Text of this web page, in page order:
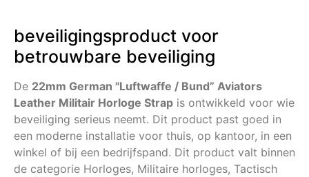
beveiligingsproduct voor
betrouwbare beveiliging
De 22mm German "Luftwaffe / Bund” Aviators
Leather Militair Horloge Strap is ontwikkeld voor wie
beveiliging serieus neemt. Dit product past goed in
een moderne installatie voor thuis, op kantoor, in een
winkel of bij een bedrijfspand. Dit product valt binnen
de categorie Horloges, Militaire horloges, Tactisch